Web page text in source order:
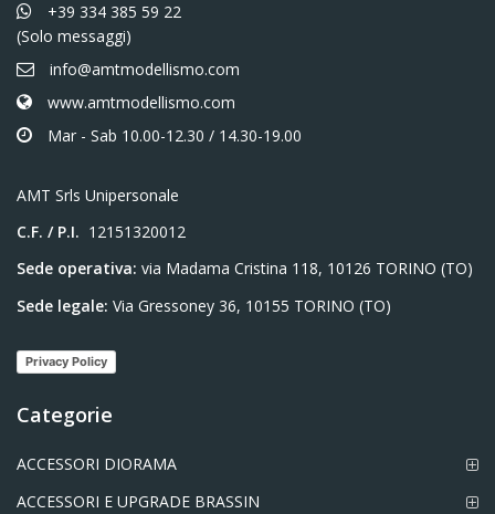
+39 334 385 59 22
(Solo messaggi)
info@amtmodellismo.com
www.amtmodellismo.com
Mar - Sab 10.00-12.30 / 14.30-19.00
AMT Srls Unipersonale
C.F. / P.I. 12151320012
Sede operativa: via Madama Cristina 118, 10126 TORINO (TO)
Sede legale: Via Gressoney 36, 10155 TORINO (TO)
Privacy Policy
Categorie
ACCESSORI DIORAMA
ACCESSORI E UPGRADE BRASSIN